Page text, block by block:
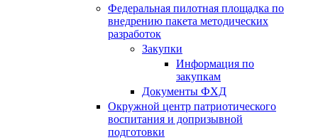
Федеральная пилотная площадка по
внедрению пакета методических
разработок
Закупки
Информация по
закупкам
Документы ФХД
Окружной центр патриотического
воспитания и допризывной
подготовки